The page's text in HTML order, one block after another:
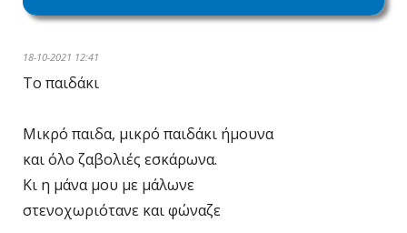
18-10-2021 12:41
Το παιδάκι
Μικρό παιδα, μικρό παιδάκι ήμουνα
και όλο ζαβολιές εσκάρωνα.
Κι η μάνα μου με μάλωνε
στενοχωριότανε και φώναζε